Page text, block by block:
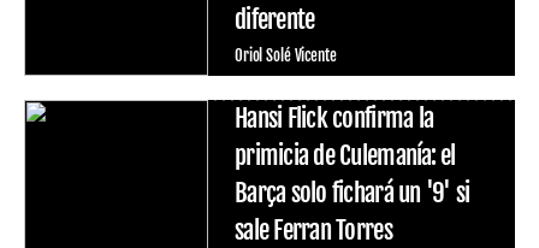
diferente
Oriol Solé Vicente
Hansi Flick confirma la
primicia de Culemanía: el
Barça solo fichará un '9' si
sale Ferran Torres